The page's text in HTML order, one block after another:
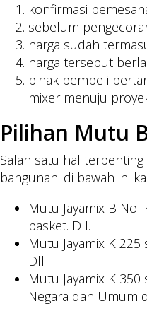
konfirmasi
sebelum
harga sudah
harga tersebut
pihak pembeli
mixer menuju
Pilihan Mutu
Salah satu hal
bangunan. di bawah ini
Mutu Jayamix B
basket. Dll.
Mutu Jayamix K
Dll
Mutu Jayamix K
Negara dan Umum